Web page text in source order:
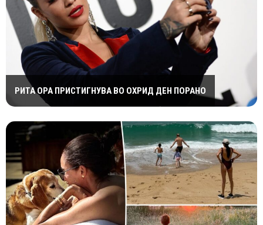
РИТА ОРА ПРИСТИГНУВА ВО ОХРИД ДЕН ПОРАНО